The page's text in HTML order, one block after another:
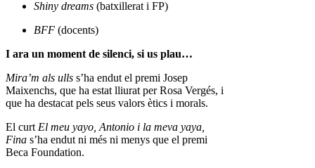
Shiny dreams (batxillerat i FP)
BFF (docents)
I ara un moment de silenci, si us plau…
Mira’m als ulls s’ha endut el premi Josep
Maixenchs, que ha estat lliurat per Rosa Vergés, i
que ha destacat pels seus valors ètics i morals.
El curt El meu yayo, Antonio i la meva yaya,
Fina s’ha endut ni més ni menys que el premi
Beca Foundation.